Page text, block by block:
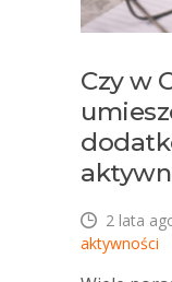
Czy w
2 lata
aktywności